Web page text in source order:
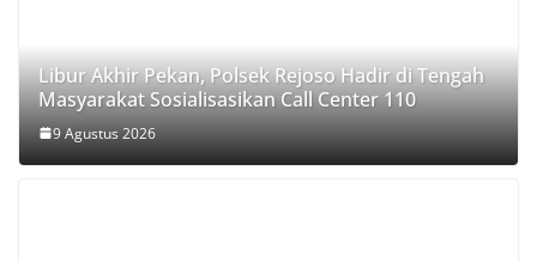
Libur Akhir Pekan, Polsek Rejoso Hadir di Tengah
Masyarakat Sosialisasikan Call Center 110
9 Agustus 2026